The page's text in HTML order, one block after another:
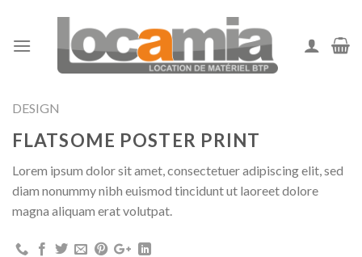
content
DESIGN
FLATSOME POSTER PRINT
Lorem ipsum dolor sit amet, consectetuer adipiscing elit, sed
diam nonummy nibh euismod tincidunt ut laoreet dolore
magna aliquam erat volutpat.